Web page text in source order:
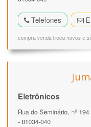
Telefones
compra venda troca novos e
Eletrônicos
Rua do Seminário, nº
- 01034-040